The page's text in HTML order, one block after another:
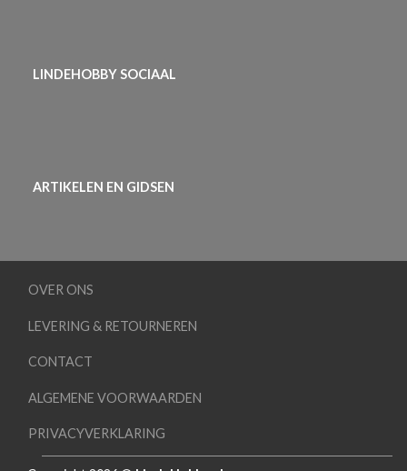
LINDEHOBBY SOCIAAL
ARTIKELEN EN GIDSEN
OVER ONS
LEVERING & RETOURNEREN
CONTACT
ALGEMENE VOORWAARDEN
PRIVACYVERKLARING